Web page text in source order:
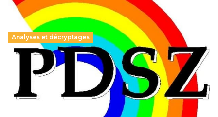
Analyses et décryptages
Hongrie : du changement pour les politiques
éducatives, aussi !
25 juin 2026
En Hongrie, le conservateur Peter Magyar et son parti
Tisza "Respect et liberté" ont remporté une large victoire,